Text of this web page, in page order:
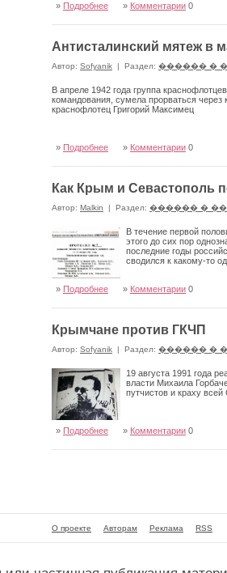
» Подробнее » Комментарии 0
Антисталинский мятеж в
Автор: Sofyanik | Раздел: ������ �
В апреле 1942 года группа
командования, сумела прорваться
краснофлотец Григорий Максимец
» Подробнее » Комментарии 0
Как Крым и Севастополь
Автор: Malkin | Раздел: ������ �
В течение первой
этого до сих пор
последние годы
сводился к какому-то
» Подробнее » Комментарии 0
Крымчане против ГКЧП
Автор: Sofyanik | Раздел: ������ �
19 августа 1991 года
власти Михаила
путчистов и краху
» Подробнее » Комментарии 0
О проекте Авторам Реклама RSS